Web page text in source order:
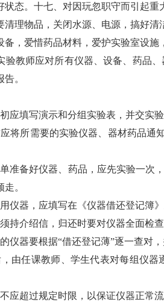
态。十七、对因玩忽职守而引起重
清理物品，关闭水源、电源，搞好清
备，爱惜药品材料，爱护实验室设施
验教师应对所有仪器、设备、药品
。
应填写演示和分组实验表，并交实验
将所需要的实验仪器、器材药品
准备好仪器、药品，应先实验一次
。
仪器，应填写在《仪器借还登记簿》
持介绍信，归还时要对仪器全面检
仪器要根据“借还登记薄”逐一查对
由任课教师、学生代表对每组仪
应超过规定时限，以保证仪器正常流